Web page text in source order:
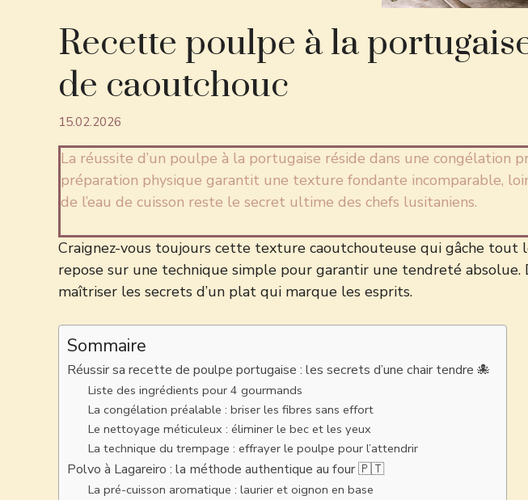
Recette poulpe à la
de caoutchouc
15.02.2026
La réussite d’un poulpe à la portugaise réside dans une congélation
préparation physique garantit une texture fondante incomparable,
de l’eau de cuisson reste le secret ultime des chefs lusitaniens.
Craignez-vous toujours cette texture caoutchouteuse qui gâche tout
repose sur une technique simple pour garantir une tendreté absolue.
maîtriser les secrets d’un plat qui marque les esprits.
Sommaire
Réussir sa recette de poulpe portugaise : les secrets d’une chair tendre 🐙
Liste des ingrédients pour 4 gourmands
La congélation préalable : briser les fibres sans effort
Le nettoyage méticuleux : éliminer le bec et les yeux
La technique du trempage : effrayer le poulpe pour l’attendrir
Polvo à Lagareiro : la méthode authentique au four 🇵🇹
La pré-cuisson aromatique : laurier et oignon en base